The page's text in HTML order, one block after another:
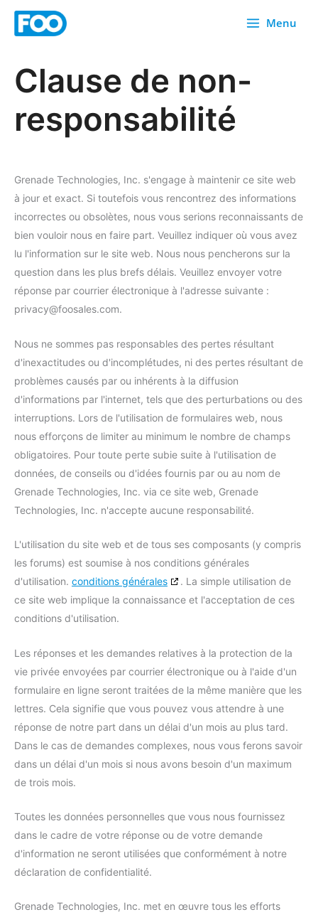
Skip
Menu
Clause de non-
responsabilité
Grenade Technologies, Inc. s'engage à maintenir ce site web
à jour et exact. Si toutefois vous rencontrez des informations
incorrectes ou obsolètes, nous vous serions reconnaissants de
bien vouloir nous en faire part. Veuillez indiquer où vous avez
lu l'information sur le site web. Nous nous pencherons sur la
question dans les plus brefs délais. Veuillez envoyer votre
réponse par courrier électronique à l'adresse suivante :
privacy@foosales.com.
Nous ne sommes pas responsables des pertes résultant
d'inexactitudes ou d'incomplétudes, ni des pertes résultant de
problèmes causés par ou inhérents à la diffusion
d'informations par l'internet, tels que des perturbations ou des
interruptions. Lors de l'utilisation de formulaires web, nous
nous efforçons de limiter au minimum le nombre de champs
obligatoires. Pour toute perte subie suite à l'utilisation de
données, de conseils ou d'idées fournis par ou au nom de
Grenade Technologies, Inc. via ce site web, Grenade
Technologies, Inc. n'accepte aucune responsabilité.
L'utilisation du site web et de tous ses composants (y compris
les forums) est soumise à nos conditions générales
d'utilisation. conditions générales
. La simple utilisation de
ce site web implique la connaissance et l'acceptation de ces
conditions d'utilisation.
Les réponses et les demandes relatives à la protection de la
vie privée envoyées par courrier électronique ou à l'aide d'un
formulaire en ligne seront traitées de la même manière que les
lettres. Cela signifie que vous pouvez vous attendre à une
réponse de notre part dans un délai d'un mois au plus tard.
Dans le cas de demandes complexes, nous vous ferons savoir
dans un délai d'un mois si nous avons besoin d'un maximum
de trois mois.
Toutes les données personnelles que vous nous fournissez
dans le cadre de votre réponse ou de votre demande
d'information ne seront utilisées que conformément à notre
déclaration de confidentialité.
Grenade Technologies, Inc. met en œuvre tous les efforts